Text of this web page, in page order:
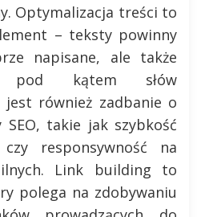
Optymalizacja treści to
– teksty powinny
napisane, ale także
pod kątem słów
jest również zadbanie o
takie jak szybkość
responsywność na
Link building to
polega na zdobywaniu